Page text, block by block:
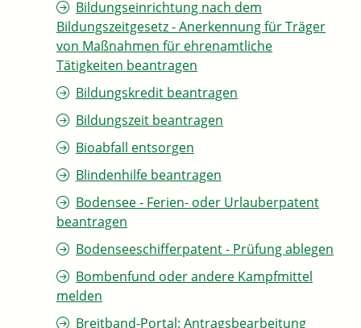
Bildungseinrichtung nach dem
Bildungszeitgesetz - Anerkennung für Träger
von Maßnahmen für ehrenamtliche
Tätigkeiten beantragen
Bildungskredit beantragen
Bildungszeit beantragen
Bioabfall entsorgen
Blindenhilfe beantragen
Bodensee - Ferien- oder Urlauberpatent
beantragen
Bodenseeschifferpatent - Prüfung ablegen
Bombenfund oder andere Kampfmittel
melden
Breitband-Portal: Antragsbearbeitung